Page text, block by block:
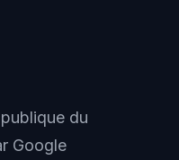
du
Google